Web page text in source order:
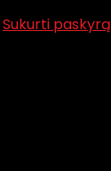
Sukurti paskyrą